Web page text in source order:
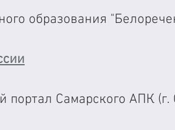
образования
Самарского АПК (г.